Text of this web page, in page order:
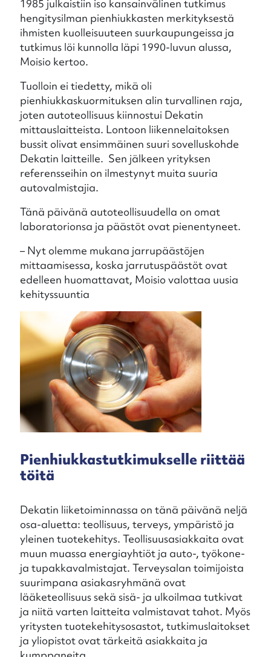
1985 julkaistiin iso kansainvälinen tutkimus
hengitysilman pienhiukkasten merkityksestä
ihmisten kuolleisuuteen suurkaupungeissa ja
tutkimus löi kunnolla läpi 1990-luvun alussa,
Moisio kertoo.
Tuolloin ei tiedetty, mikä oli
pienhiukkaskuormituksen alin turvallinen raja,
joten autoteollisuus kiinnostui Dekatin
mittauslaitteista. Lontoon liikennelaitoksen
bussit olivat ensimmäinen suuri sovelluskohde
Dekatin laitteille. Sen jälkeen yrityksen
referensseihin on ilmestynyt muita suuria
autovalmistajia.
Tänä päivänä autoteollisuudella on omat
laboratorionsa ja päästöt ovat pienentyneet.
– Nyt olemme mukana jarrupäästöjen
mittaamisessa, koska jarrutuspäästöt ovat
edelleen huomattavat, Moisio valottaa uusia
kehityssuuntia
Pienhiukkastutkimukselle riittää
töitä
Dekatin liiketoiminnassa on tänä päivänä neljä
osa-aluetta: teollisuus, terveys, ympäristö ja
yleinen tuotekehitys. Teollisuusasiakkaita ovat
muun muassa energiayhtiöt ja auto-, työkone-
ja tupakkavalmistajat. Terveysalan toimijoista
suurimpana asiakasryhmänä ovat
lääketeollisuus sekä sisä- ja ulkoilmaa tutkivat
ja niitä varten laitteita valmistavat tahot. Myös
yritysten tuotekehitysosastot, tutkimuslaitokset
ja yliopistot ovat tärkeitä asiakkaita ja